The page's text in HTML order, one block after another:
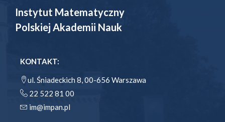
Instytut Matematyczny
Polskiej Akademii Nauk
KONTAKT:
ul. Śniadeckich 8, 00-656 Warszawa
22 522 81 00
im@impan.pl